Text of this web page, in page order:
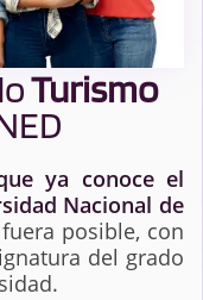
Turismo
ya conoce el
Nacional de
posible, con
del grado